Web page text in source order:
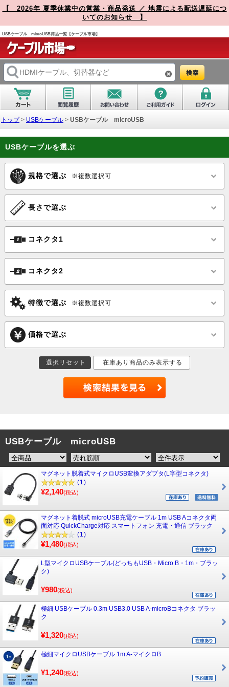
【 2026年 夏季休業中の営業・商品発送 ／ 地震による配送遅延につ
いてのお知らせ 】
USBケーブル microUSB商品一覧【ケーブル市場】
トップ> USBケーブル > USBケーブル microUSB
USBケーブルを選ぶ
規格で選ぶ ※複数選択可
長さで選ぶ
コネクタ1
コネクタ2
特徴で選ぶ ※複数選択可
価格で選ぶ
選択リセット 在庫あり商品のみ表示する
USBケーブル microUSB
マグネット脱着式マイクロUSB変換アダプタ(L字型コネクタ)
(1)
¥2,140(税込)
マグネット着脱式 microUSB充電ケーブル 1m USB Aコネクタ両
面対応 QuickCharge対応 スマートフォン 充電・通信 ブラック
(1)
¥1,480(税込)
L型マイクロUSBケーブル(どっちもUSB・Micro B・1m・ブラッ
ク)
¥980(税込)
極細 USBケーブル 0.3m USB3.0 USB A-microBコネクタ ブラッ
ク
¥1,320(税込)
極細マイクロUSBケーブル 1m A-マイクロB
¥1,240(税込)